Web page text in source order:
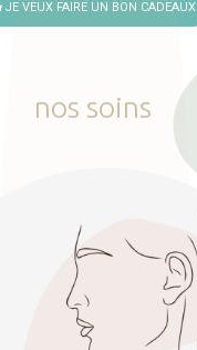
JE VEUX FAIRE UN BON CADEAUX
nos soins